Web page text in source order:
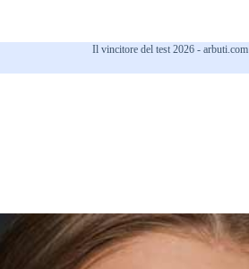
Il vincitore del test 2026 - arbuti.com